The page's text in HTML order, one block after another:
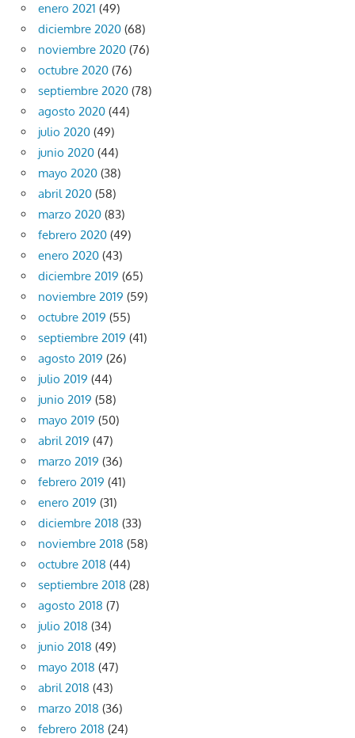
enero 2021 (49)
diciembre 2020 (68)
noviembre 2020 (76)
octubre 2020 (76)
septiembre 2020 (78)
agosto 2020 (44)
julio 2020 (49)
junio 2020 (44)
mayo 2020 (38)
abril 2020 (58)
marzo 2020 (83)
febrero 2020 (49)
enero 2020 (43)
diciembre 2019 (65)
noviembre 2019 (59)
octubre 2019 (55)
septiembre 2019 (41)
agosto 2019 (26)
julio 2019 (44)
junio 2019 (58)
mayo 2019 (50)
abril 2019 (47)
marzo 2019 (36)
febrero 2019 (41)
enero 2019 (31)
diciembre 2018 (33)
noviembre 2018 (58)
octubre 2018 (44)
septiembre 2018 (28)
agosto 2018 (7)
julio 2018 (34)
junio 2018 (49)
mayo 2018 (47)
abril 2018 (43)
marzo 2018 (36)
febrero 2018 (24)